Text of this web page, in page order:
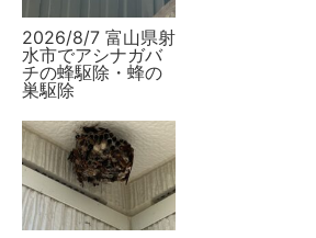
2026/8/7 富山県射
水市でアシナガバ
チの蜂駆除・蜂の
巣駆除